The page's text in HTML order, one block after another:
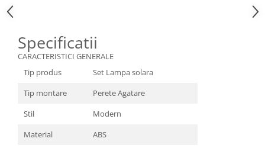
Specificatii
CARACTERISTICI GENERALE
Tip produs
Set Lampa solara
Tip montare
Perete Agatare
Stil
Modern
Material
ABS